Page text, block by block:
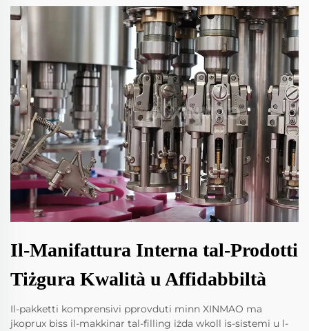
Il-Manifattura Interna tal-Prodotti
Tiżgura Kwalità u Affidabbiltà
Il-pakketti komprensivi pprovduti minn XINMAO ma
jkoprux biss il-makkinar tal-filling iżda wkoll is-sistemi u l-